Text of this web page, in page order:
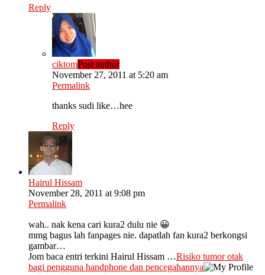
Reply
ciktomPost author
November 27, 2011 at 5:20 am
Permalink
thanks sudi like…hee
Reply
Hairul Hissam
November 28, 2011 at 9:08 pm
Permalink
wah.. nak kena cari kura2 dulu nie 😀
mmg bagus lah fanpages nie. dapatlah fan kura2 berkongsi
gambar…
Jom baca entri terkini Hairul Hissam …Risiko tumor otak
bagi pengguna handphone dan pencegahannya